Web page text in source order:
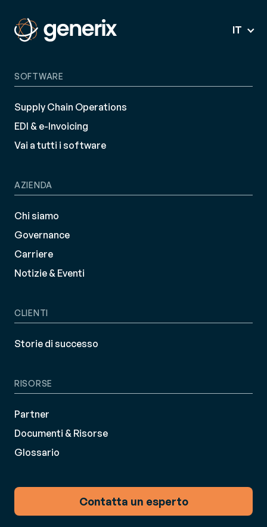
IT
SOFTWARE
Supply Chain Operations
EDI & e-Invoicing
Vai a tutti i software
AZIENDA
Chi siamo
Governance
Carriere
Notizie & Eventi
CLIENTI
Storie di successo
RISORSE
Partner
Documenti & Risorse
Glossario
Contatta un esperto